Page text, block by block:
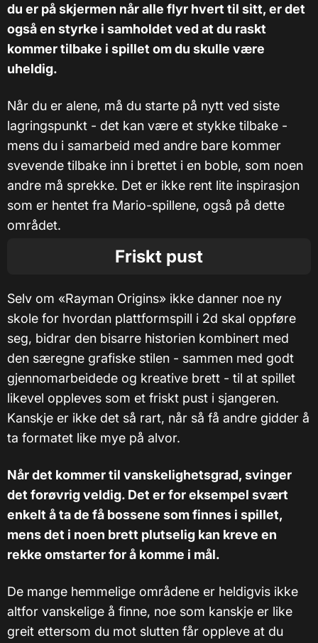
du er på skjermen når alle flyr hvert til sitt, er det
også en styrke i samholdet ved at du raskt
kommer tilbake i spillet om du skulle være
uheldig.
Når du er alene, må du starte på nytt ved siste
lagringspunkt - det kan være et stykke tilbake -
mens du i samarbeid med andre bare kommer
svevende tilbake inn i brettet i en boble, som noen
andre må sprekke. Det er ikke rent lite inspirasjon
som er hentet fra Mario-spillene, også på dette
området.
Friskt pust
Selv om «Rayman Origins» ikke danner noe ny
skole for hvordan plattformspill i 2d skal oppføre
seg, bidrar den bisarre historien kombinert med
den særegne grafiske stilen - sammen med godt
gjennomarbeidede og kreative brett - til at spillet
likevel oppleves som et friskt pust i sjangeren.
Kanskje er ikke det så rart, når så få andre gidder å
ta formatet like mye på alvor.
Når det kommer til vanskelighetsgrad, svinger
det forøvrig veldig. Det er for eksempel svært
enkelt å ta de få bossene som finnes i spillet,
mens det i noen brett plutselig kan kreve en
rekke omstarter for å komme i mål.
De mange hemmelige områdene er heldigvis ikke
altfor vanskelige å finne, noe som kanskje er like
greit ettersom du mot slutten får oppleve at du